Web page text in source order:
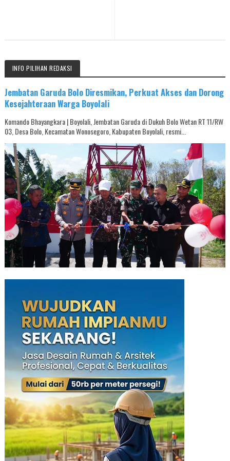
INFO PILIHAN REDAKSI
Jembatan Garuda Bolo Diresmikan, Perkuat Akses dan Dorong
Kesejahteraan Warga Boyolali
Komando Bhayangkara | Boyolali, Jembatan Garuda di Dukuh Bolo Wetan RT 11/RW
03, Desa Bolo, Kecamatan Wonosegoro, Kabupaten Boyolali, resmi...